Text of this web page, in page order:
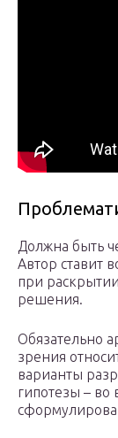
Должна быть
Автор ставит
при
решения.
Обязательно
зрения
варианты
гипотезы – во